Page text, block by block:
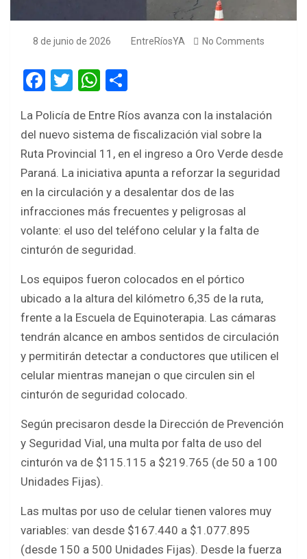
8 de junio de 2026 EntreRíosYA No Comments
F
ce
b
o
o
k
T
tt
er
W
at
s
A
p
p
ar
e
La Policía de Entre Ríos avanza con la instalación
del nuevo sistema de fiscalización vial sobre la
Ruta Provincial 11, en el ingreso a Oro Verde desde
Paraná. La iniciativa apunta a reforzar la seguridad
en la circulación y a desalentar dos de las
infracciones más frecuentes y peligrosas al
volante: el uso del teléfono celular y la falta de
cinturón de seguridad.
Los equipos fueron colocados en el pórtico
ubicado a la altura del kilómetro 6,35 de la ruta,
frente a la Escuela de Equinoterapia. Las cámaras
tendrán alcance en ambos sentidos de circulación
y permitirán detectar a conductores que utilicen el
celular mientras manejan o que circulen sin el
cinturón de seguridad colocado.
Según precisaron desde la Dirección de Prevención
y Seguridad Vial, una multa por falta de uso del
cinturón va de $115.115 a $219.765 (de 50 a 100
Unidades Fijas).
Las multas por uso de celular tienen valores muy
variables: van desde $167.440 a $1.077.895
(desde 150 a 500 Unidades Fijas). Desde la fuerza